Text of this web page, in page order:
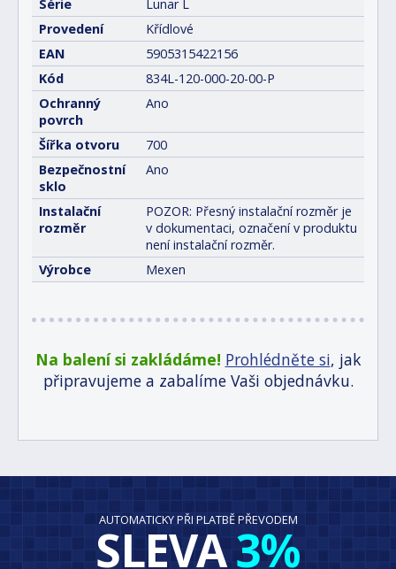
Série
Lunar L
Provedení
Křídlové
EAN
5905315422156
Kód
834L-120-000-20-00-P
Ochranný
povrch
Ano
Šířka otvoru
700
Bezpečnostní
sklo
Ano
Instalační
rozměr
POZOR: Přesný instalační rozměr je
v dokumentaci, označení v produktu
není instalační rozměr.
Výrobce
Mexen
Na balení si zakládáme! Prohlédněte si, jak
připravujeme a zabalíme Vaši objednávku.
AUTOMATICKY PŘI PLATBĚ PŘEVODEM
SLEVA3%